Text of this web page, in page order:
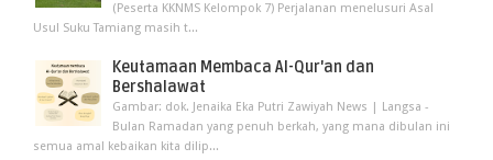
(Peserta KKNMS Kelompok 7) Perjalanan menelusuri Asal
Usul Suku Tamiang masih t...
Keutamaan Membaca Al-Qur'an dan
Bershalawat
Gambar: dok. Jenaika Eka Putri Zawiyah News | Langsa -
Bulan Ramadan yang penuh berkah, yang mana dibulan ini
semua amal kebaikan kita dilip...